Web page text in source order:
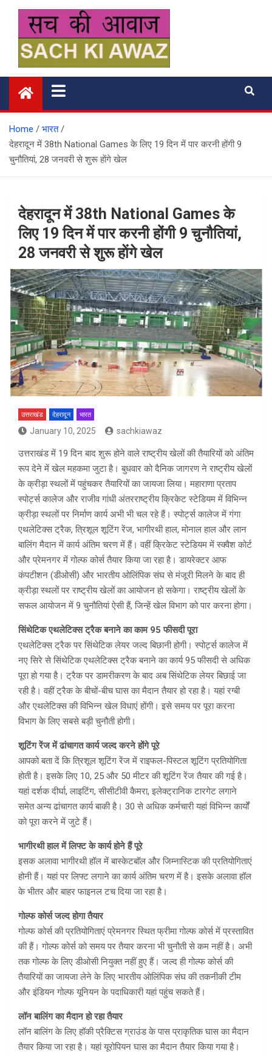
content
सच की आवाज
Home
भारत
देहरादून में 38th National Games के लिए 19 दिन में पार करनी होंगी 9
चुनौतियां, 28 जनवरी से शुरू हाेंगे खेल
देहरादून में 38th National Games के
लिए 19 दिन में पार करनी होंगी 9 चुनौतियां,
28 जनवरी से शुरू हाेंगे खेल
उत्तराखंड देहरादून भारत
January 10, 2025 sachkiawaz
उत्तराखंड में 19 दिन बाद शुरू होने वाले राष्ट्रीय खेलों की तैयारियों को अंतिम
रूप देने में खेल महकमा जुटा है। बुधवार को दैनिक जागरण ने राष्ट्रीय खेलों
के क्रीड़ा स्थलों में पहुंचकर तैयारियों का जायजा लिया। महाराणा प्रताप
स्पोर्ट्स कालेज और राजीव गांधी अंतरराष्ट्रीय क्रिकेट स्टेडियम में विभिन्न
क्रीड़ा स्थलों पर निर्माण कार्य अभी भी चल रहे हैं। स्पोर्ट्स कालेज में गंगा
एथलेटिक्स ट्रैक, त्रिशूल शूटिंग रेंज, भागीरथी हाल, मोनाल हाल और लान
बालिंग मैदान में कार्य अंतिम चरण में हैं। वहीं क्रिकेट स्टेडियम में स्क्वैश कोर्ट
और प्रेमनगर में गोल्फ कोर्स तैयार किया जा रहा है। डायरेक्टर आफ
कंपटीशन (डीओसी) और भारतीय ओलिंपिक संघ से मंजूरी मिलने के बाद ही
क्रीड़ा स्थलों पर राष्ट्रीय खेलों का आयोजन हो सकेगा। राष्ट्रीय खेलों के
सफल आयोजन में 9 चुनौतियां ऐसी हैं, जिन्हें खेल विभाग को पार करना होगा।
सिंथेटिक एथलेटिक्स ट्रैक बनाने का काम 95 फीसदी पूरा
एथलेटिक्स ट्रैक पर सिंथेटिक लेयर जल्द बिछानी होगी। स्पोर्ट्स कालेज में
नए सिरे से सिंथेटिक एथलेटिक्स ट्रैक बनाने का कार्य 95 फीसदी से अधिक
पूरा हो गया है। ट्रैक पर डामरीकरण के बाद अब सिंथेटिक लेयर बिछाई जा
रही है। वहीं ट्रैक के बीचों-बीच घास का मैदान तैयार हो रहा है। यहां रग्बी
और एथलेटिक्स की विभिन्न खेल विधाएं होंगी। इसे समय पर पूरा करना
विभाग के लिए सबसे बड़ी चुनौती होगी।
शूटिंग रेंज में ढांचागत कार्य जल्द करने होंगे पूरे
आपको बता दें क‍ि त्रिशूल शूटिंग रेंज में राइफल-पिस्टल शूटिंग प्रतियोगिता
होती है। इसके लिए 10, 25 और 50 मीटर की शूटिंग रेंज तैयार की गई है।
यहां दर्शक दीर्घा, लाइटिंग, सीसीटीवी कैमरा, इलेक्ट्रानिक टारगेट लगाने
समेत अन्य ढांचागत कार्य बाकी है। 30 से अधिक कर्मचारी यहां विभिन्न कार्यों
को पूरा करने में जुटे हैं।
भागीरथी हाल में लिफ्ट के कार्य होने हैं पूरे
इसक अलावा भागीरथी हॉल में बास्केटबॉल और जिम्नास्टिक की प्रतियोगिताएं
होनी हैं। यहां पर लिफ्ट लगाने का कार्य अंतिम चरण में है। इसके अलावा हॉल
के भीतर और बाहर फाइनल टच दिया जा रहा है।
गोल्फ कोर्स जल्द होगा तैयार
गोल्फ कोर्स की प्रतियोगिताएं प्रेमनगर स्थित फ्रीमा गोल्फ कोर्स में प्रस्तावित
की हैं। गोल्फ कोर्स को समय पर तैयार करना भी चुनौती से कम नहीं है। अभी
तक गोल्फ के लिए डीओसी नियुक्त नहीं हुए हैं। जल्द ही गोल्फ कोर्स की
तैयारियों का जायजा लेने के लिए भारतीय ओलिंपिक संघ की तकनीकी टीम
और इंडियन गोल्फ यूनियन के पदाधिकारी यहां पहुंच सकते हैं।
लॉन बालिंग का मैदान हो रहा तैयार
लॉन बालिंग के लिए हॉकी प्रैक्टिस ग्राउंड के पास प्राकृतिक घास का मैदान
तैयार किया जा रहा है। यहां यूरोपियन घास का मैदान तैयार किया गया है।